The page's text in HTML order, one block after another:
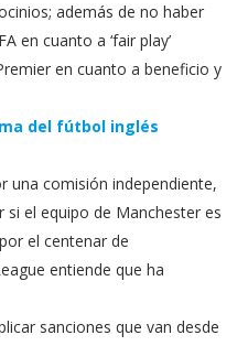
además de no haber
en cuanto a ‘fair play’
en cuanto a beneficio y
del fútbol inglés
una comisión independiente,
si el equipo de Manchester es
el centenar de
entiende que ha
sanciones que van desde